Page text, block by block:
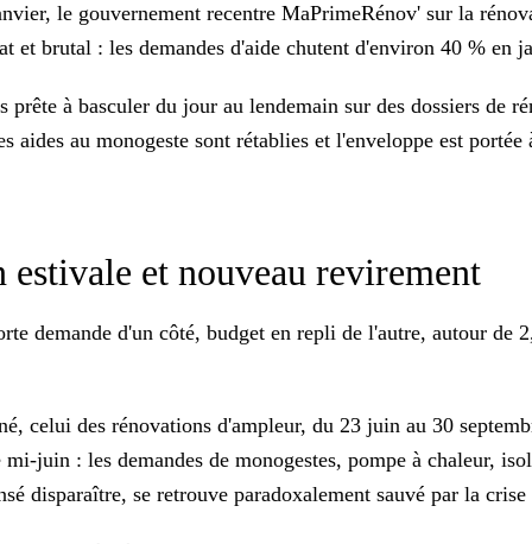
le gouvernement recentre MaPrimeRénov' sur la
et brutal : les demandes d'aide chutent d'environ 40 % en
à basculer du jour au lendemain sur des dossiers de
aides au monogeste sont rétablies et l'enveloppe est
estivale et nouveau revirement
demande d'un côté, budget en repli de l'autre, autour de
celui des rénovations d'ampleur, du 23 juin au 30
juin : les demandes de monogestes, pompe à chaleur,
disparaître, se retrouve paradoxalement sauvé par la